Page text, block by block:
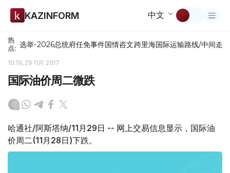
KAZINFORM 中文
热
点: 选举-2026总统府任免事件国情咨文跨里海国际运输路线/中间走廊
10:19, 29 11月 2017
国际油价周二微跌
哈通社/阿斯塔纳/11月29日 -- 网上交易信息显示，国际油
价周二(11月28日)下跌。